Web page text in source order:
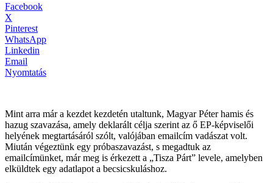
Facebook
X
Pinterest
WhatsApp
Linkedin
Email
Nyomtatás
Mint arra már a kezdet kezdetén utaltunk, Magyar Péter hamis és
hazug szavazása, amely deklarált célja szerint az ő EP-képviselői
helyének megtartásáról szólt, valójában emailcím vadászat volt.
Miután végeztünk egy próbaszavazást, s megadtuk az
emailcímünket, már meg is érkezett a „Tisza Párt” levele, amelyben
elküldtek egy adatlapot a becsicskuláshoz.